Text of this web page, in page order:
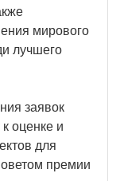
мирового
лучшего
заявок
оценке и
для
премии